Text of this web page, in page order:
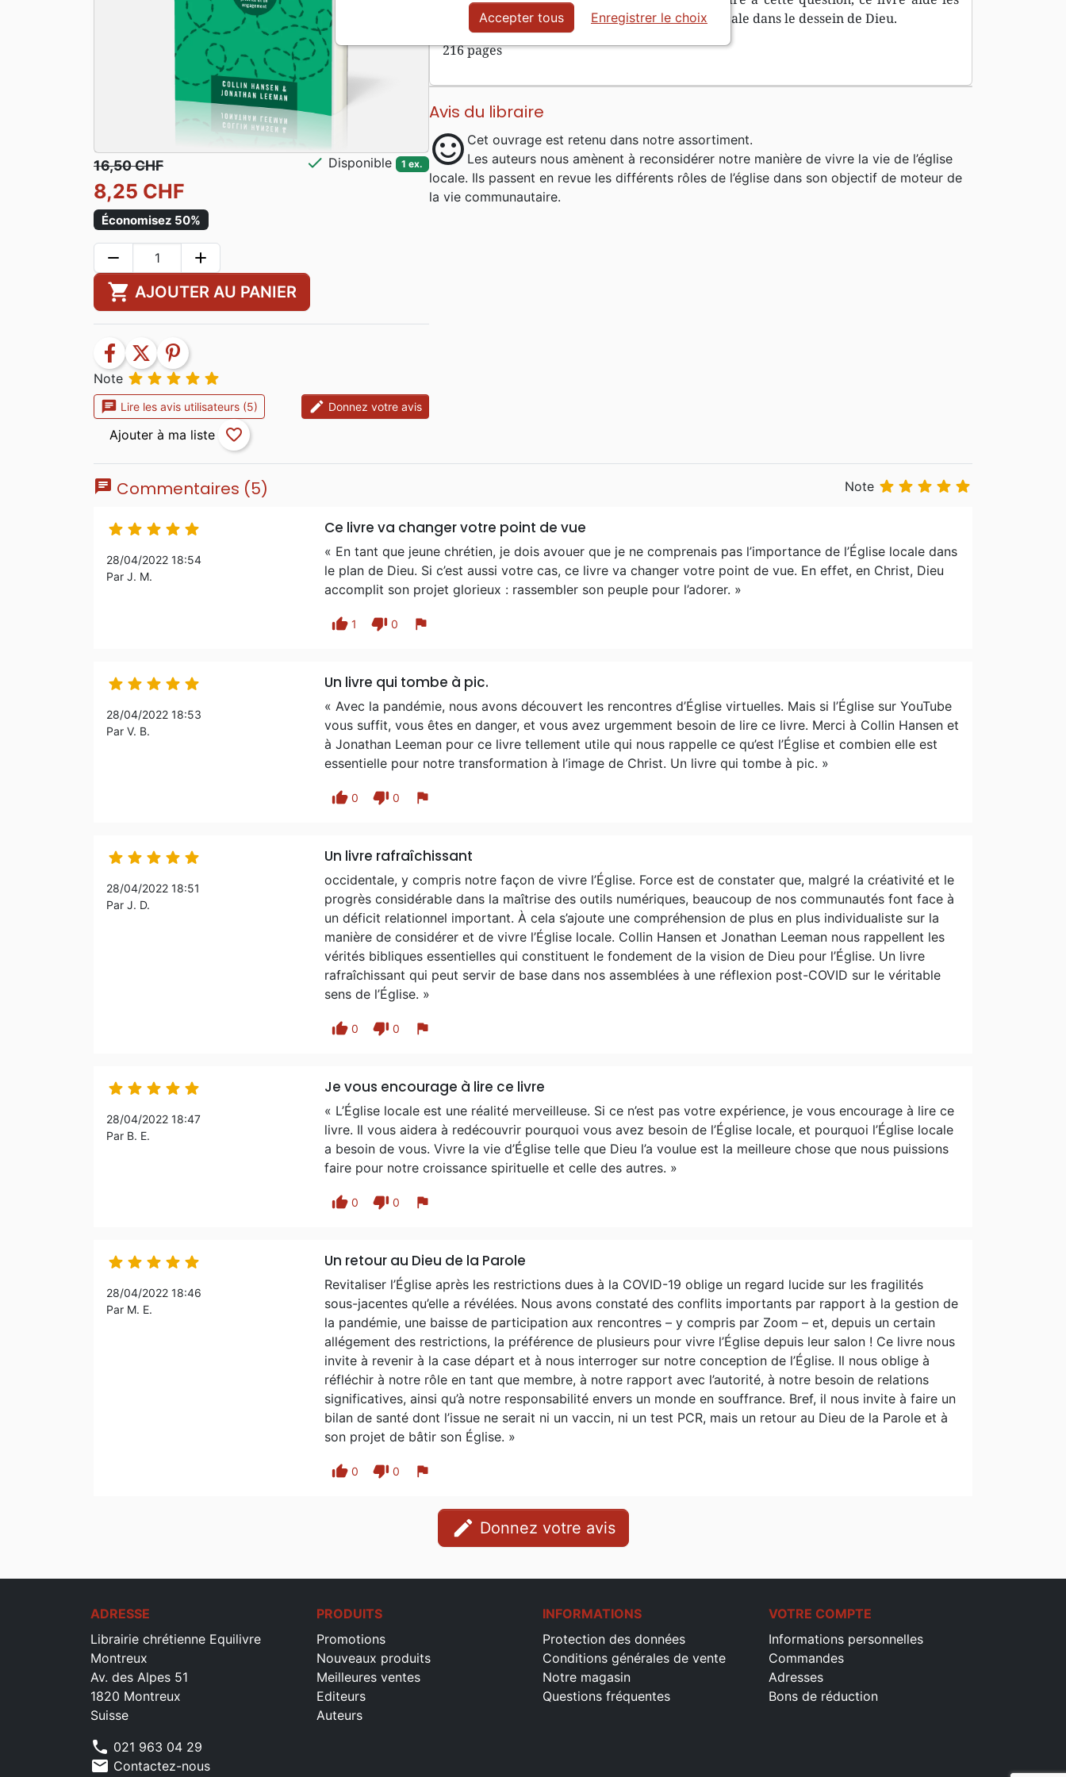
lecteurs à découvrir l’importance de l’Église locale dans le dessein de Dieu.
216 pages
Avis du libraire
sentiment_satisfied Cet ouvrage est retenu dans notre assortiment.
Les auteurs nous amènent à reconsidérer notre manière de vivre la vie de l’église
locale. Ils passent en revue les différents rôles de l’église dans son objectif de moteur de
la vie communautaire.
16,50 CHF
8,25 CHF
Économisez 50%
check Disponible 1 ex.
remove add
shopping_cart AJOUTER AU PANIER
facebook twitter pinterest
Note     
chat Lire les avis utilisateurs (5) edit Donnez votre avis
favorite_border
chat Commentaires (5) Note     
    
28/04/2022 18:54
Par J. M.
Ce livre va changer votre point de vue
« En tant que jeune chrétien, je dois avouer que je ne comprenais pas l’importance de l’Église locale dans
le plan de Dieu. Si c’est aussi votre cas, ce livre va changer votre point de vue. En effet, en Christ, Dieu
accomplit son projet glorieux : rassembler son peuple pour l’adorer. »
thumb_up 1 thumb_down 0 flag
    
28/04/2022 18:53
Par V. B.
Un livre qui tombe à pic.
« Avec la pandémie, nous avons découvert les rencontres d’Église virtuelles. Mais si l’Église sur YouTube
vous suffit, vous êtes en danger, et vous avez urgemment besoin de lire ce livre. Merci à Collin Hansen et
à Jonathan Leeman pour ce livre tellement utile qui nous rappelle ce qu’est l’Église et combien elle est
essentielle pour notre transformation à l’image de Christ. Un livre qui tombe à pic. »
thumb_up 0 thumb_down 0 flag
    
28/04/2022 18:51
Par J. D.
Un livre rafraîchissant
occidentale, y compris notre façon de vivre l’Église. Force est de constater que, malgré la créativité et le
progrès considérable dans la maîtrise des outils numériques, beaucoup de nos communautés font face à
un déficit relationnel important. À cela s’ajoute une compréhension de plus en plus individualiste sur la
manière de considérer et de vivre l’Église locale. Collin Hansen et Jonathan Leeman nous rappellent les
vérités bibliques essentielles qui constituent le fondement de la vision de Dieu pour l’Église. Un livre
rafraîchissant qui peut servir de base dans nos assemblées à une réflexion post-COVID sur le véritable
sens de l’Église. »
thumb_up 0 thumb_down 0 flag
    
28/04/2022 18:47
Par B. E.
Je vous encourage à lire ce livre
« L’Église locale est une réalité merveilleuse. Si ce n’est pas votre expérience, je vous encourage à lire ce
livre. Il vous aidera à redécouvrir pourquoi vous avez besoin de l’Église locale, et pourquoi l’Église locale
a besoin de vous. Vivre la vie d’Église telle que Dieu l’a voulue est la meilleure chose que nous puissions
faire pour notre croissance spirituelle et celle des autres. »
thumb_up 0 thumb_down 0 flag
    
28/04/2022 18:46
Par M. E.
Un retour au Dieu de la Parole
Revitaliser l’Église après les restrictions dues à la COVID-19 oblige un regard lucide sur les fragilités
sous-jacentes qu’elle a révélées. Nous avons constaté des conflits importants par rapport à la gestion de
la pandémie, une baisse de participation aux rencontres – y compris par Zoom – et, depuis un certain
allégement des restrictions, la préférence de plusieurs pour vivre l’Église depuis leur salon ! Ce livre nous
invite à revenir à la case départ et à nous interroger sur notre conception de l’Église. Il nous oblige à
réfléchir à notre rôle en tant que membre, à notre rapport avec l’autorité, à notre besoin de relations
significatives, ainsi qu’à notre responsabilité envers un monde en souffrance. Bref, il nous invite à faire un
bilan de santé dont l’issue ne serait ni un vaccin, ni un test PCR, mais un retour au Dieu de la Parole et à
son projet de bâtir son Église. »
thumb_up 0 thumb_down 0 flag
edit Donnez votre avis
ADRESSE
Librairie chrétienne Equilivre
Montreux
Av. des Alpes 51
1820 Montreux
Suisse
phone 021 963 04 29
mail Contactez-nous
PRODUITS
Promotions
Nouveaux produits
Meilleures ventes
Editeurs
Auteurs
INFORMATIONS
Protection des données
Conditions générales de vente
Notre magasin
Questions fréquentes
VOTRE COMPTE
Informations personnelles
Commandes
Adresses
Bons de réduction
Accepter tous Enregistrer le choix